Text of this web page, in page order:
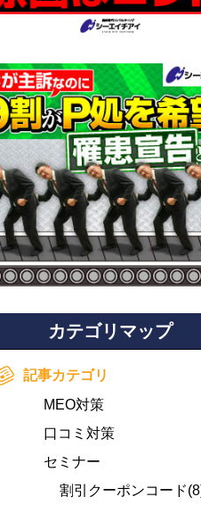
カテゴリマップ
記事カテゴリ
MEO対策
口コミ対策
セミナー
割引クーポンコード